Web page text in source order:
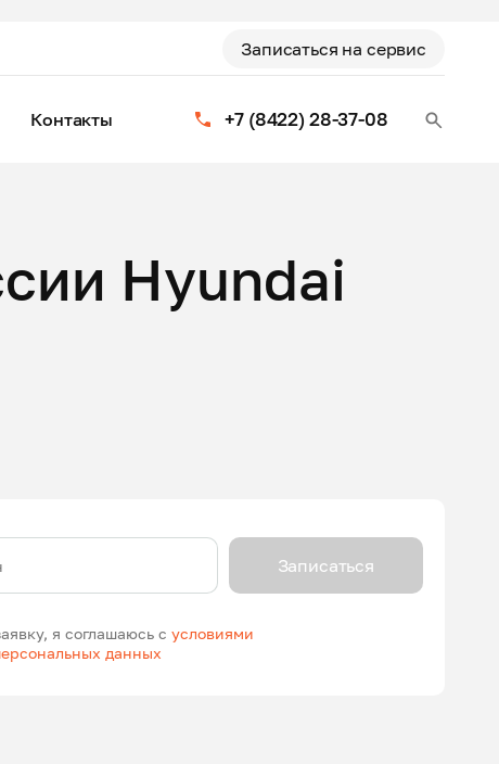
Записаться на сервис
+7 (8422) 28-37-08
Контакты
Hyundai
я соглашаюсь сусловиями
данных
Записаться